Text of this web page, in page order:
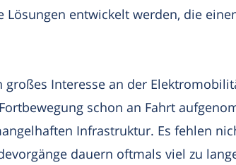
Lösungen entwickelt werden, die
Interesse an der
schon an Fahrt
Infrastruktur. Es fehlen
dauern oftmals viel zu